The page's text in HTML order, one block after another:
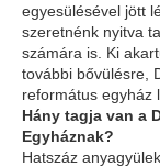
egyesülésével jött
szeretnénk nyitva
számára is. Ki
további bővülésre,
református egyház
Hány tagja van a
Egyháznak?
Hatszáz